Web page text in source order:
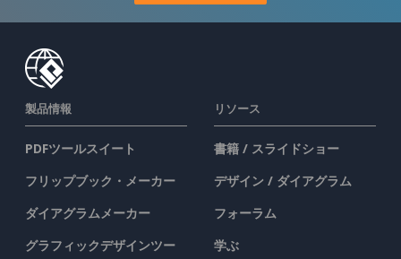
製品情報
PDFツールスイート
フリップブック・メーカー
ダイアグラムメーカー
グラフィックデザインツー
リソース
書籍 / スライドショー
デザイン / ダイアグラム
フォーラム
学ぶ